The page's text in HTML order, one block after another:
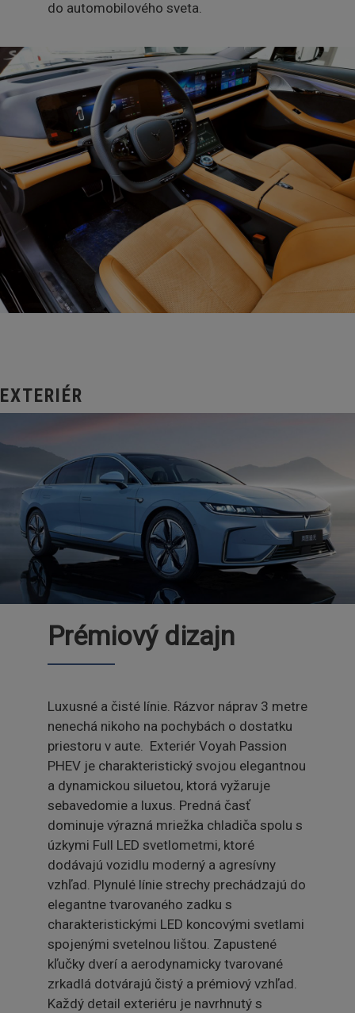
do automobilového sveta.
EXTERIÉR
Prémiový dizajn
Luxusné a čisté línie. Rázvor náprav 3 metre
nenechá nikoho na pochybách o dostatku
priestoru v aute. Exteriér Voyah Passion
PHEV je charakteristický svojou elegantnou
a dynamickou siluetou, ktorá vyžaruje
sebavedomie a luxus. Predná časť
dominuje výrazná mriežka chladiča spolu s
úzkymi Full LED svetlometmi, ktoré
dodávajú vozidlu moderný a agresívny
vzhľad. Plynulé línie strechy prechádzajú do
elegantne tvarovaného zadku s
charakteristickými LED koncovými svetlami
spojenými svetelnou lištou. Zapustené
kľučky dverí a aerodynamicky tvarované
zrkadlá dotvárajú čistý a prémiový vzhľad.
Každý detail exteriéru je navrhnutý s